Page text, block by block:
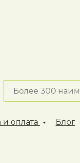
и оплата Блог